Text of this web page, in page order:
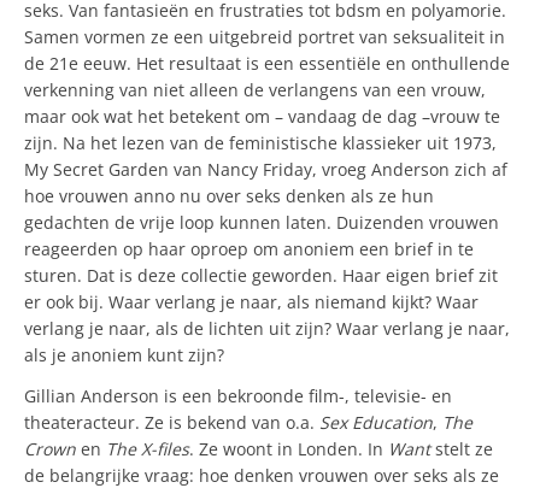
seks. Van fantasieën en frustraties tot bdsm en polyamorie.
Samen vormen ze een uitgebreid portret van seksualiteit in
de 21e eeuw. Het resultaat is een essentiële en onthullende
verkenning van niet alleen de verlangens van een vrouw,
maar ook wat het betekent om – vandaag de dag –vrouw te
zijn. Na het lezen van de feministische klassieker uit 1973,
My Secret Garden van Nancy Friday, vroeg Anderson zich af
hoe vrouwen anno nu over seks denken als ze hun
gedachten de vrije loop kunnen laten. Duizenden vrouwen
reageerden op haar oproep om anoniem een brief in te
sturen. Dat is deze collectie geworden. Haar eigen brief zit
er ook bij. Waar verlang je naar, als niemand kijkt? Waar
verlang je naar, als de lichten uit zijn? Waar verlang je naar,
als je anoniem kunt zijn?
Gillian Anderson is een bekroonde film-, televisie- en
theateracteur. Ze is bekend van o.a. Sex Education, The
Crown en The X-files. Ze woont in Londen. In Wantstelt ze
de belangrijke vraag: hoe denken vrouwen over seks als ze